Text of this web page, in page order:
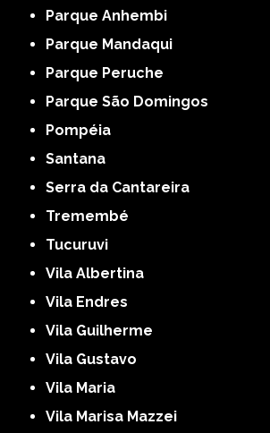
Parque Anhembi
Parque Mandaqui
Parque Peruche
Parque São Domingos
Pompéia
Santana
Serra da Cantareira
Tremembé
Tucuruvi
Vila Albertina
Vila Endres
Vila Guilherme
Vila Gustavo
Vila Maria
Vila Marisa Mazzei